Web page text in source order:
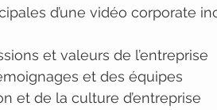
d’une vidéo corporate
et valeurs de l’entreprise
et des équipes
et de la culture d’entreprise